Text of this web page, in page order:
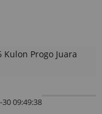
09:49:38